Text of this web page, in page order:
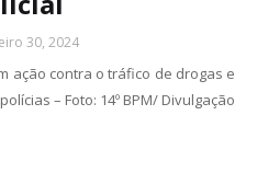
30, 2024
ação contra o tráfico de drogas e
– Foto: 14º BPM/ Divulgação